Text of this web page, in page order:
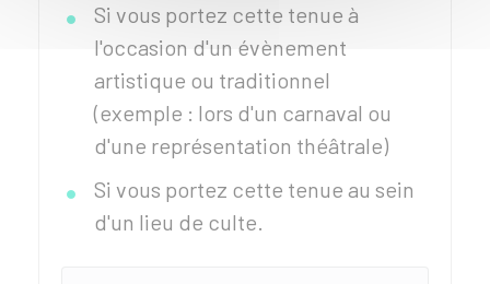
Si vous portez cette tenue à
l'occasion d'un évènement
artistique ou traditionnel
(exemple : lors d'un carnaval ou
d'une représentation théâtrale)
Si vous portez cette tenue au sein
d'un lieu de culte.